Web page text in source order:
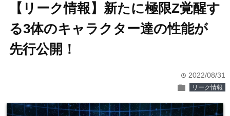
【リーク情報】新たに極限Z覚醒す
る3体のキャラクター達の性能が
先行公開！
time 2022/08/31
folder リーク情報